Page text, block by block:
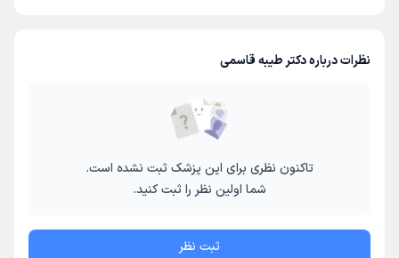
نظرات درباره دکتر طیبه قاسمی
تاکنون نظری برای این پزشک ثبت نشده است.
شما اولین نظر را ثبت کنید.
ثبت نظر